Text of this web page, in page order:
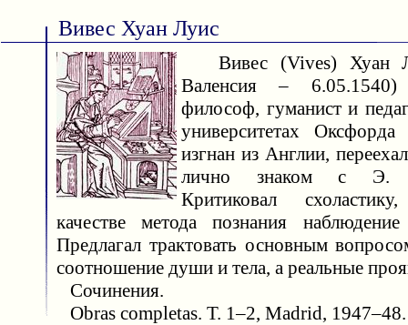
Вивес Хуан Луис
Вивес (Vives) Хуан
Валенсия –
философ, гуманист и
университетах
изгнан из Англии,
лично знаком с Э.
Критиковал
качестве метода познания
Предлагал трактовать основным
соотношение души и тела, а реальные
Сочинения.
Obras completas. T. 1–2, Madrid, 1947–48.